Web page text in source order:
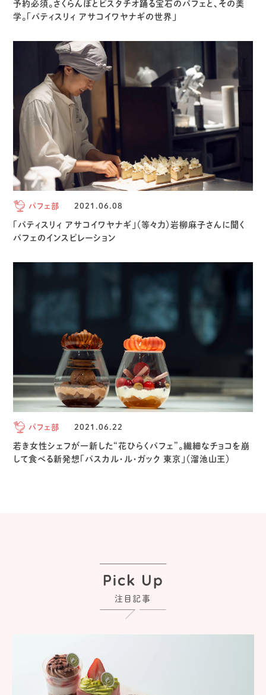
予約必須。さくらんぼとピスタチオ踊る宝石のパフェと、その美
学。「パティスリィ アサコイワヤナギの世界」
パフェ部 2021.06.08
「パティスリィ アサコイワヤナギ」（等々力）岩柳麻子さんに聞く
パフェのインスピレーション
パフェ部 2021.06.22
若き女性シェフが一新した“花ひらくパフェ”。繊細なチョコを崩
して食べる新発想「パスカル・ル・ガック 東京」（溜池山王）
Pick Up
注目記事